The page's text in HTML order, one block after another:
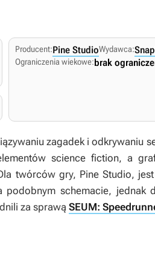
Nintendo Switch
Anulowana
Producent:Pine StudioWydawca:
Ograniczenia wiekowe:brak
zagadek i odkrywaniu
science fiction, a
twórców gry, Pine Studio,
schemacie, jednak
za sprawą SEUM: